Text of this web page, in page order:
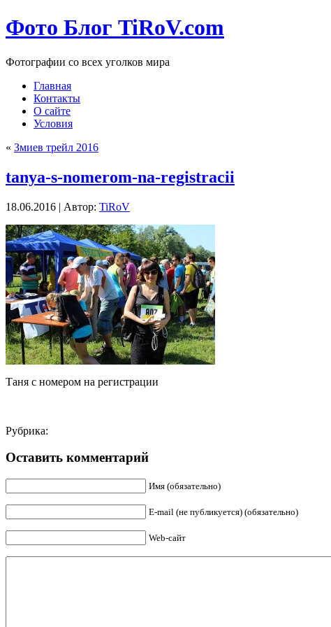
Фото Блог TiRoV.com
Фотографии со всех уголков мира
Главная
Контакты
О сайте
Условия
« Змиев трейл 2016
tanya-s-nomerom-na-registracii
18.06.2016 | Автор: TiRoV
Таня с номером на регистрации
Рубрика:
Оставить комментарий
Имя (обязательно)
E-mail (не публикуется) (обязательно)
Web-сайт